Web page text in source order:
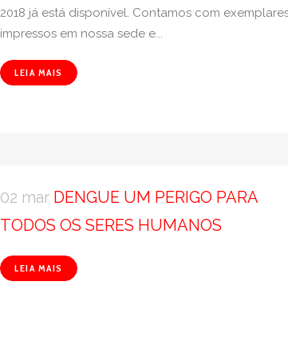
2018 já está disponível. Contamos com
impressos em nossa sede e...
LEIA MAIS
02 mar DENGUE UM PERIGO PARA
TODOS OS SERES HUMANOS
LEIA MAIS